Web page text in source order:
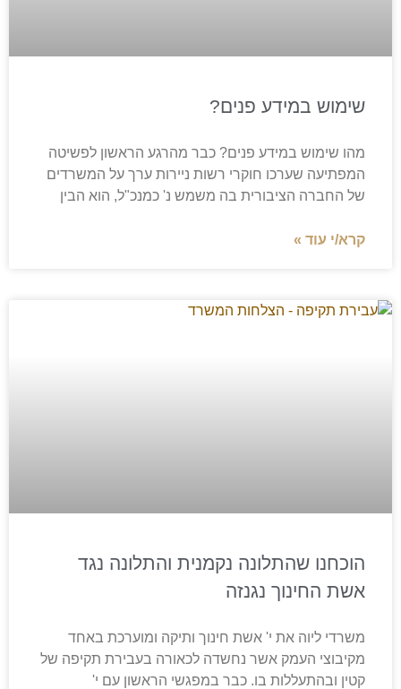
שימוש במידע פנים?
מהו שימוש במידע פנים? כבר מהרגע הראשון לפשיטה
המפתיעה שערכו חוקרי רשות ניירות ערך על המשרדים
של החברה הציבורית בה משמש נ' כמנכ"ל, הוא הבין
קרא/י עוד »
הוכחנו שהתלונה נקמנית והתלונה נגד
אשת החינוך נגנזה
משרדי ליוה את י' אשת חינוך ותיקה ומוערכת באחד
מקיבוצי העמק אשר נחשדה לכאורה בעבירת תקיפה של
קטין ובהתעללות בו. כבר במפגשי הראשון עם י'